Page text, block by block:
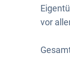
vor